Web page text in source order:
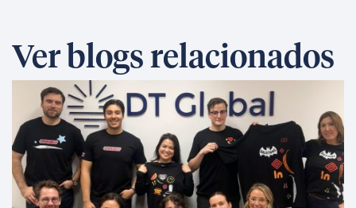
Ver blogs relacionados